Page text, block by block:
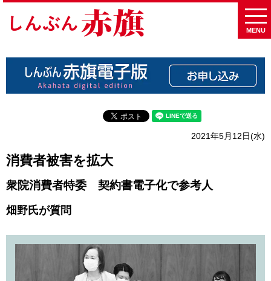
MENU
2021年5月12日(水)
消費者被害を拡大
衆院消費者特委 契約書電子化で参考人
畑野氏が質問